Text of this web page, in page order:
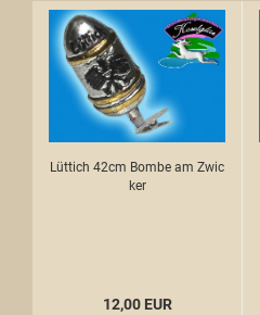
Lüttich 42cm Bombe am Zwic
ker
12,00 EUR